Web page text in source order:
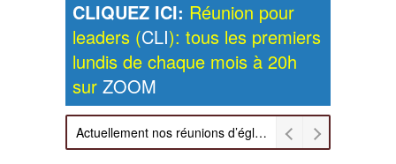
CLIQUEZ ICI: Réunion pour
leaders (CLI): tous les premiers
lundis de chaque mois à 20h
sur ZOOM
Actuellement nos réunions d’église sont retransmises sur ZOOM les dimanches à 11h et vendredis à 20h00